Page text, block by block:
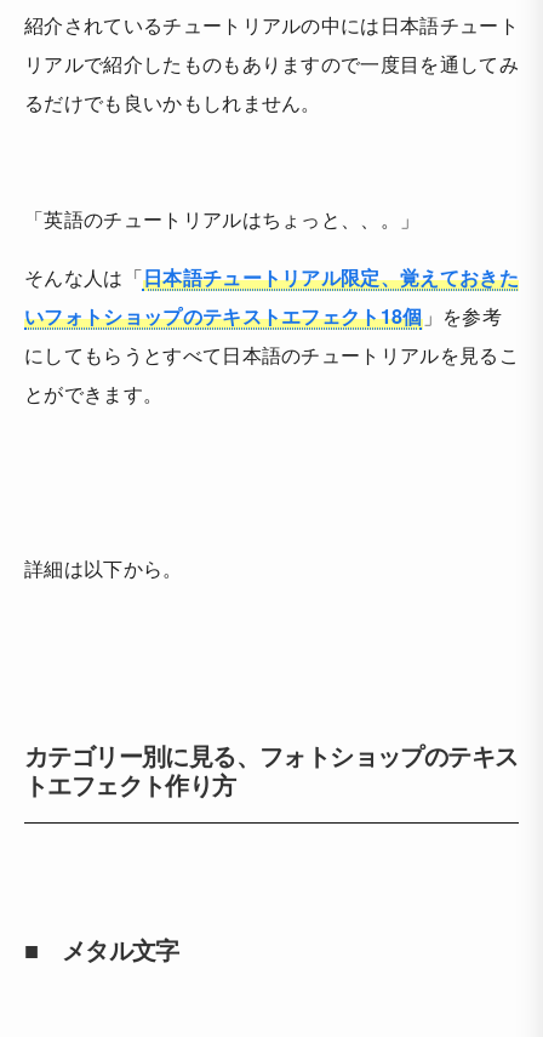
紹介されているチュートリアルの中には日本語チュート
リアルで紹介したものもありますので一度目を通してみ
るだけでも良いかもしれません。
「英語のチュートリアルはちょっと、、。」
そんな人は「日本語チュートリアル限定、覚えておきた
いフォトショップのテキストエフェクト18個」を参考
にしてもらうとすべて日本語のチュートリアルを見るこ
とができます。
詳細は以下から。
カテゴリー別に見る、フォトショップのテキス
トエフェクト作り方
■ メタル文字